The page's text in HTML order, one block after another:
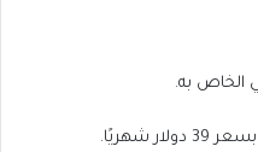
الخاص به.
شهريًا.